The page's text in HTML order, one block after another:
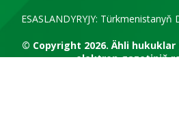
ESASLANDYRYJY:
© Copyright 2026.Ähli hukuklar
elektron gazetiniň